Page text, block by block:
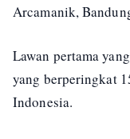
Arcamanik,
Lawan pertama
yang berperingkat
Indonesia.